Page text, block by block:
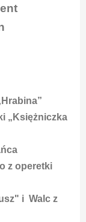
„Księżniczka
z operetki
i Walc z